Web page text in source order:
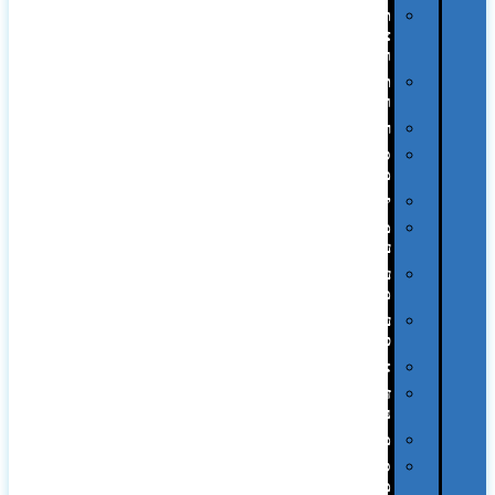
תיקי
ומכתביות
תערוכות
וכנסים
רמקולים
סוכריות
ממותגות
יודאיקה
מארזי
עטים
עטי
מתכת
עטי
פלסטיק
אוזניות
זכרונות
ניידים
מפצלים
סביבת
מחשב